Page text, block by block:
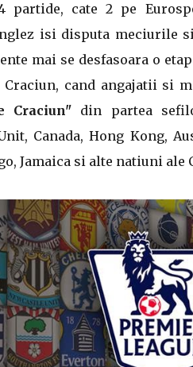
partide, cate 2 pe
isi disputa meciurile
mai se desfasoara o
cand angajatii si
Craciun"din partea
Canada, Hong Kong,
Jamaica si alte natiuni